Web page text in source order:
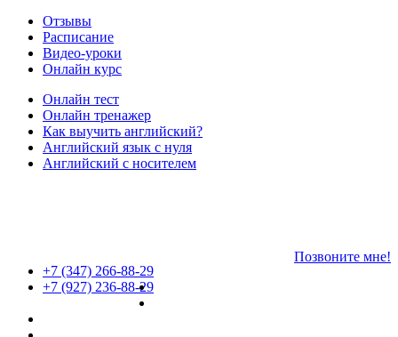
Отзывы
Расписание
Видео-уроки
Онлайн курс
Онлайн тест
Онлайн тренажер
Как выучить английский?
Английский язык с нуля
Английский с носителем
+7 (347) 266-88-29
+7 (927) 236-88-29
Позвоните мне!